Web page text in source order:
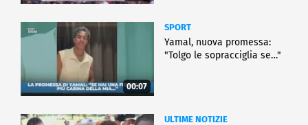
00:07
SPORT
Yamal, nuova promessa:
"Tolgo le sopracciglia se…"
ULTIME NOTIZIE